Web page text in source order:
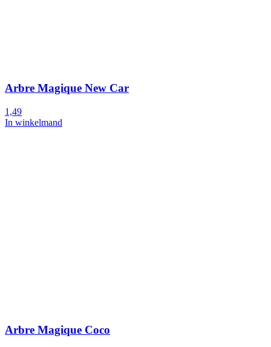
Arbre Magique New Car
1,49
In winkelmand
Arbre Magique Coco